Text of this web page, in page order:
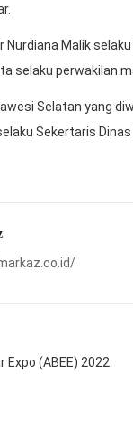
Nurdiana Malik
selaku perwakilan
Selatan yang
Sekertaris
Expo (ABEE) 2022